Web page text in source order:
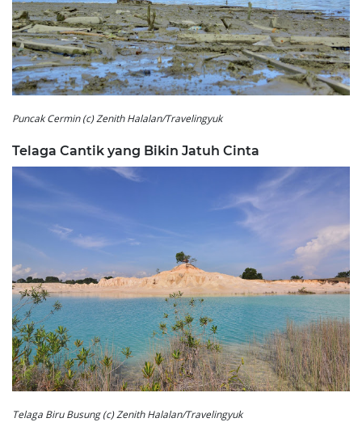
Puncak Cermin (c) Zenith Halalan/Travelingyuk
Telaga Cantik yang Bikin Jatuh Cinta
Telaga Biru Busung (c) Zenith Halalan/Travelingyuk